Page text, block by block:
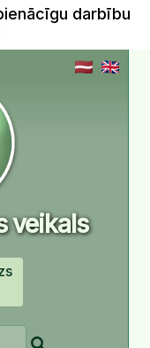
darbību
veikals